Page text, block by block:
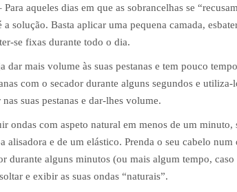
Para aqueles dias em que as sobrancelhas se
solução. Basta aplicar uma pequena camada,
se fixas durante todo o dia.
dar mais volume às suas pestanas e tem pouco
com o secador durante alguns segundos e utiliza-
suas pestanas e dar-lhes volume.
ondas com aspeto natural em menos de um minuto,
alisadora e de um elástico. Prenda o seu cabelo
durante alguns minutos (ou mais algum tempo,
e exibir as suas ondas “naturais”.